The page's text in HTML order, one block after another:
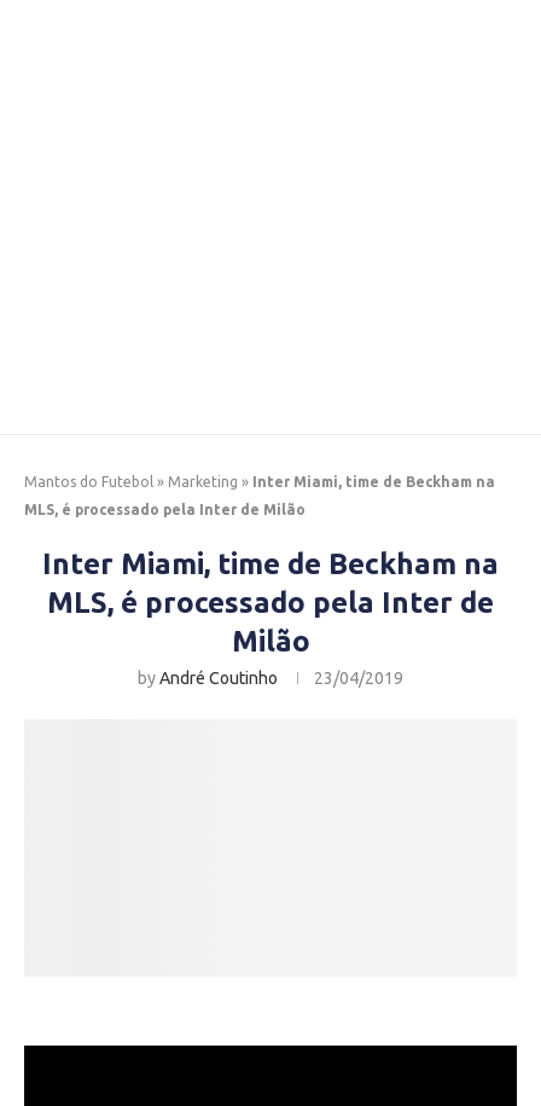
Mantos do Futebol » Marketing » Inter Miami, time de Beckham na
MLS, é processado pela Inter de Milão
Inter Miami, time de Beckham na
MLS, é processado pela Inter de
Milão
byAndré Coutinho 23/04/2019